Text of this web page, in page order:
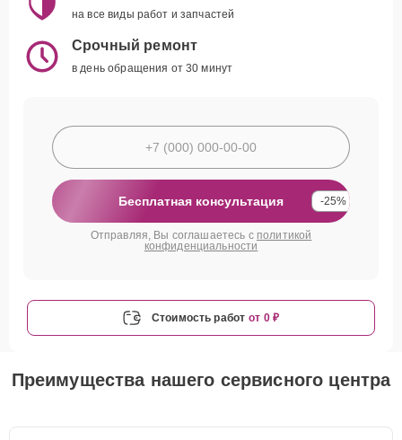
на все виды работ и запчастей
Срочный ремонт
в день обращения от 30 минут
Бесплатная консультация -25%
Отправляя, Вы соглашаетесь с политикой
конфиденциальности
Стоимость работ от 0 ₽
Преимущества нашего сервисного центра